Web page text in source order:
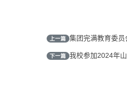
上一篇 集团完满教育委
下一篇 我校参加2024年